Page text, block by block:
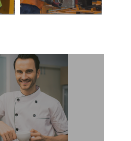
Tu industria en las
mejores manos.
de tus establecimientos